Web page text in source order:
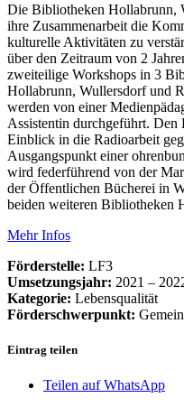
Die Bibliotheken Hollabrunn,
ihre Zusammenarbeit die
kulturelle Aktivitäten zu
über den Zeitraum von 2
zweiteilige Workshops in 3
Hollabrunn, Wullersdorf und
werden von einer
Assistentin durchgeführt.
Einblick in die Radioarbeit
Ausgangspunkt einer
wird federführend von der
der Öffentlichen Bücherei in
beiden weiteren Bibliotheken
Mehr Infos
Förderstelle: LF3
Umsetzungsjahr: 2021 –
Kategorie: Lebensqualität
Förderschwerpunkt:
Eintrag teilen
Teilen auf WhatsApp